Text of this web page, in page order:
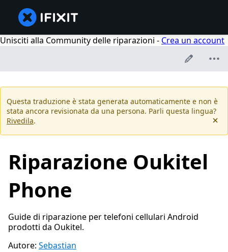
Unisciti alla Community delle riparazioni - Crea un account
Questa traduzione è stata generata automaticamente e non è
stata ancora revisionata da una persona. Parli questa lingua?
Rivedila.
Riparazione Oukitel
Phone
Guide di riparazione per telefoni cellulari Android
prodotti da Oukitel.
Autore: Sebastian